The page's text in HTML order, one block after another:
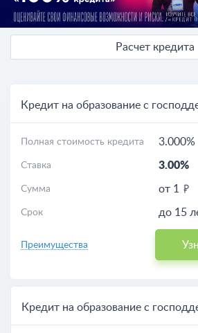
Расчет кредита
Кредит на образование с
Полная стоимость кредита 3.000%
Ставка 3.00%
Сумма от 1
Срок до 15
Преимущества
Кредит на образование с